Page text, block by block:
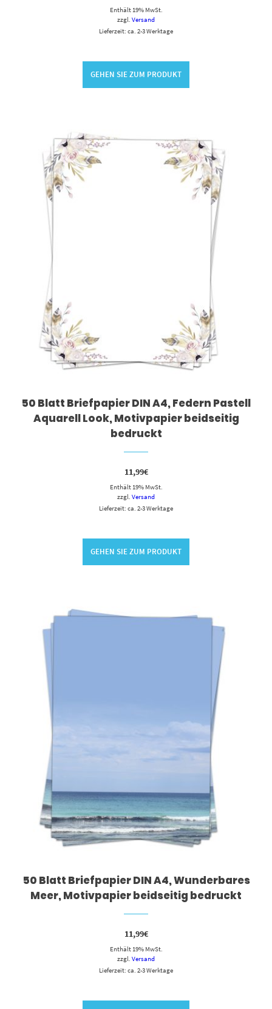
Enthält 19% MwSt.
zzgl. Versand
Lieferzeit: ca. 2-3 Werktage
GEHEN SIE ZUM PRODUKT
50 Blatt Briefpapier DIN A4, Federn Pastell
Aquarell Look, Motivpapier beidseitig
bedruckt
11,99€
Enthält 19% MwSt.
zzgl. Versand
Lieferzeit: ca. 2-3 Werktage
GEHEN SIE ZUM PRODUKT
50 Blatt Briefpapier DIN A4, Wunderbares
Meer, Motivpapier beidseitig bedruckt
11,99€
Enthält 19% MwSt.
zzgl. Versand
Lieferzeit: ca. 2-3 Werktage